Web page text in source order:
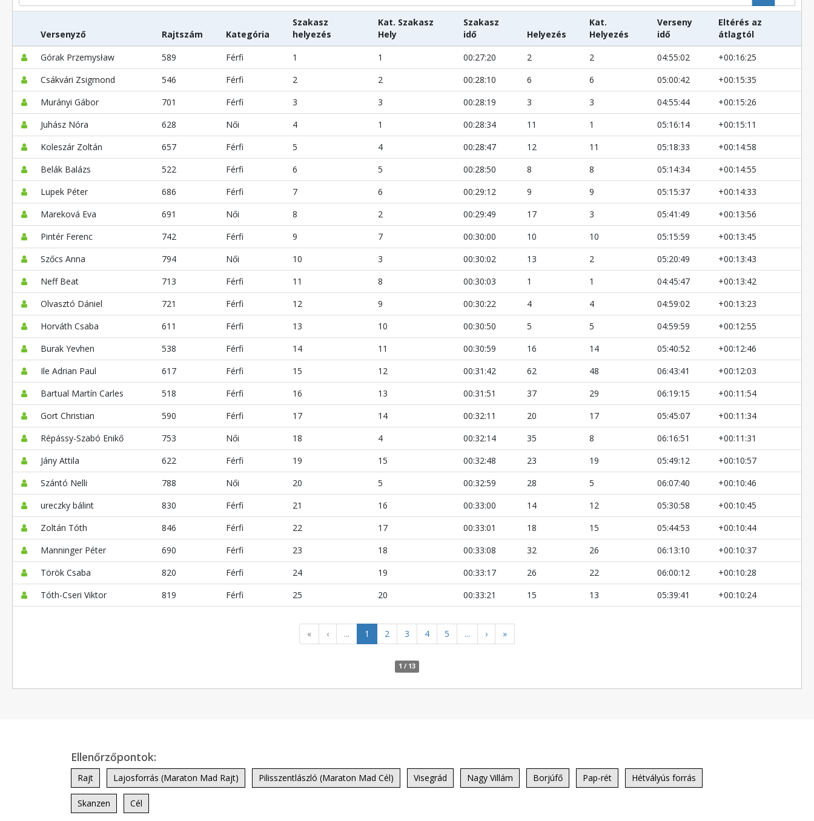
Versenyző Rajtszám Kategória
Szakasz
helyezés
Kat. Szakasz
Hely
Szakasz
idő
Helyezés
Kat.
Helyezés
Verseny
idő
Eltérés az
átlagtól
Górak Przemysław
589 Férfi 1 1 00:27:20 2 2 04:55:02
+00:16:25
Csákvári Zsigmond
546 Férfi 2 2 00:28:10 6 6 05:00:42
+00:15:35
Murányi Gábor
701 Férfi 3 3 00:28:19 3 3 04:55:44
+00:15:26
Juhász Nóra
628 Női 4 1 00:28:34 11 1 05:16:14
+00:15:11
Koleszár Zoltán
657 Férfi 5 4 00:28:47 12 11 05:18:33
+00:14:58
Belák Balázs
522 Férfi 6 5 00:28:50 8 8 05:14:34
+00:14:55
Lupek Péter
686 Férfi 7 6 00:29:12 9 9 05:15:37
+00:14:33
Mareková Eva
691 Női 8 2 00:29:49 17 3 05:41:49
+00:13:56
Pintér Ferenc
742 Férfi 9 7 00:30:00 10 10 05:15:59
+00:13:45
Szőcs Anna
794 Női 10 3 00:30:02 13 2 05:20:49
+00:13:43
Neff Beat
713 Férfi 11 8 00:30:03 1 1 04:45:47
+00:13:42
Olvasztó Dániel
721 Férfi 12 9 00:30:22 4 4 04:59:02
+00:13:23
Horváth Csaba
611 Férfi 13 10 00:30:50 5 5 04:59:59
+00:12:55
Burak Yevhen
538 Férfi 14 11 00:30:59 16 14 05:40:52
+00:12:46
Ile Adrian Paul
617 Férfi 15 12 00:31:42 62 48 06:43:41
+00:12:03
Bartual Martín Carles
518 Férfi 16 13 00:31:51 37 29 06:19:15
+00:11:54
Gort Christian
590 Férfi 17 14 00:32:11 20 17 05:45:07
+00:11:34
Répássy-Szabó Enikő
753 Női 18 4 00:32:14 35 8 06:16:51
+00:11:31
Jány Attila
622 Férfi 19 15 00:32:48 23 19 05:49:12
+00:10:57
Szántó Nelli
788 Női 20 5 00:32:59 28 5 06:07:40
+00:10:46
ureczky bálint
830 Férfi 21 16 00:33:00 14 12 05:30:58
+00:10:45
Zoltán Tóth
846 Férfi 22 17 00:33:01 18 15 05:44:53
+00:10:44
Manninger Péter
690 Férfi 23 18 00:33:08 32 26 06:13:10
+00:10:37
Török Csaba
820 Férfi 24 19 00:33:17 26 22 06:00:12
+00:10:28
Tóth-Cseri Viktor
819 Férfi 25 20 00:33:21 15 13 05:39:41 +00:10:24
« ‹ ... 1 2 3 4 5 ... › »
1 / 13
Ellenőrzőpontok:
Rajt Lajosforrás (Maraton Mad Rajt) Pilisszentlászló (Maraton Mad Cél) Visegrád Nagy Villám Borjúfő Pap-rét Hétvályús forrás
Skanzen Cél